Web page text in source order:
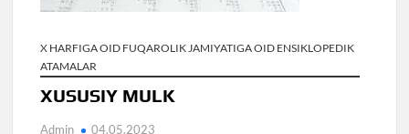
X HARFIGA OID FUQAROLIK JAMIYATIGA OID ENSIKLOPEDIK
ATAMALAR
XUSUSIY MULK
Admin 04.05.2023